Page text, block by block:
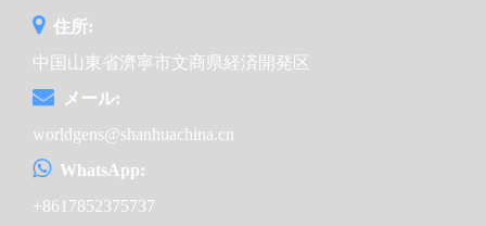
住所:
中国山東省濟寧市文商県経済開発区
メール:
worldgens@shanhuachina.cn
WhatsApp:
+8617852375737